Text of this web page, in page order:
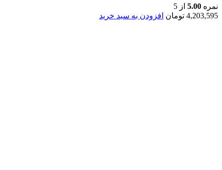
نمره 5.00 از 5
4,203,595 تومان افزودن به سبد خرید